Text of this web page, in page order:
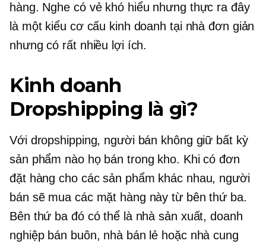
hàng. Nghe có vẻ khó hiểu nhưng thực ra đây
là một kiểu cơ cấu kinh doanh tại nhà đơn giản
nhưng có rất nhiều lợi ích.
Kinh doanh
Dropshipping là gì?
Với dropshipping, người bán không giữ bất kỳ
sản phẩm nào họ bán trong kho. Khi có đơn
đặt hàng cho các sản phẩm khác nhau, người
bán sẽ mua các mặt hàng này từ bên thứ ba.
Bên thứ ba đó có thể là nhà sản xuất, doanh
nghiệp bán buôn, nhà bán lẻ hoặc nhà cung